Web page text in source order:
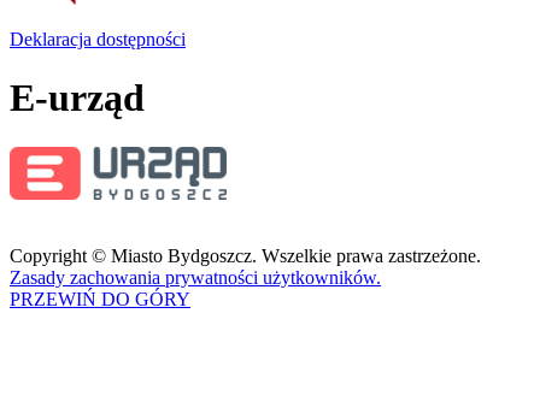
Deklaracja dostępności
E-urząd
Copyright © Miasto Bydgoszcz. Wszelkie prawa zastrzeżone.
Zasady zachowania prywatności użytkowników.
PRZEWIŃ DO GÓRY